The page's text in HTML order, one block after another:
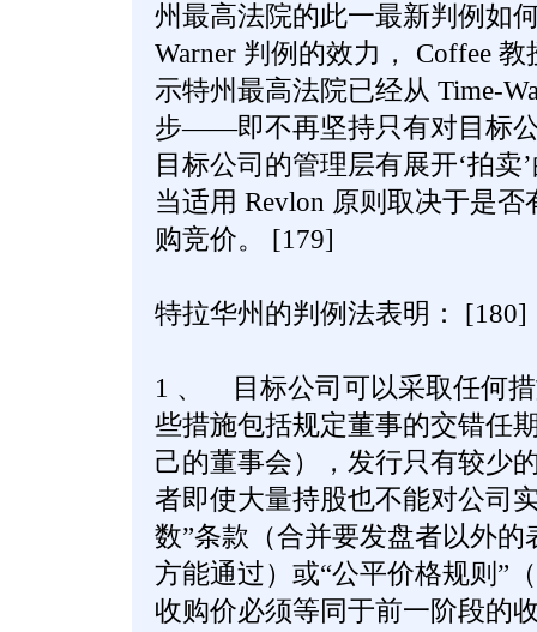
州最高法院的此一最新判例如
Warner 判例的效力， Coffee 教
示特州最高法院已经从 Time-
步——即不再坚持只有对目标
目标公司的管理层有展开‘拍卖
当适用 Revlon 原则取决于是
购竞价。 [179]
特拉华州的判例法表明： [180]
1 、 目标公司可以采取任何
些措施包括规定董事的交错任
己的董事会），发行只有较少
者即使大量持股也不能对公司
数”条款（合并要发盘者以外
方能通过）或“公平价格规则”
收购价必须等同于前一阶段的